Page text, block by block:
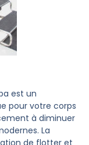
est un
pour votre corps
à diminuer
La